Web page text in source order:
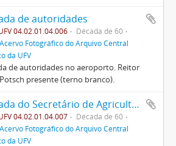
de autoridades
04.02.01.04.006
Década de 60
Acervo Fotográfico do Arquivo Central
da UFV
de autoridades no aeroporto. Reitor
presente (terno branco).
Chegada do Secretário de Agricultura de MG, Roberto Resende no Campo de Viação da Uremg
04.02.01.04.007
Década de 60
Acervo Fotográfico do Arquivo Central
da UFV